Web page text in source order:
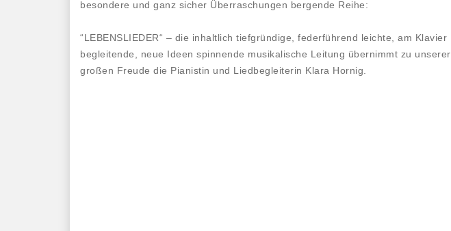
besondere und ganz sicher Überraschungen bergende Reihe:
“LEBENSLIEDER“ – die inhaltlich tiefgründige, federführend leichte, am Klavier
begleitende, neue Ideen spinnende musikalische Leitung übernimmt zu unserer
großen Freude die Pianistin und Liedbegleiterin Klara Hornig.